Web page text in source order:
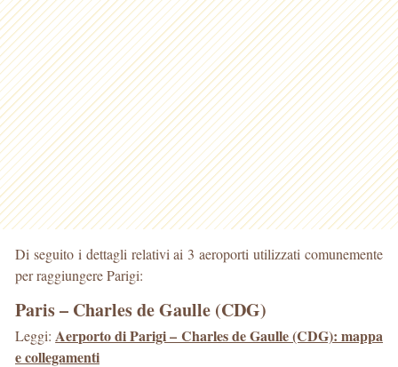
Di seguito i dettagli relativi ai 3 aeroporti utilizzati comunemente
per raggiungere Parigi:
Paris – Charles de Gaulle (CDG)
Leggi: Aerporto di Parigi – Charles de Gaulle (CDG): mappa
e collegamenti